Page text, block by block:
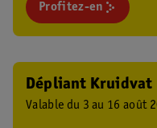
Profitez-en
Dépliant Kruidvat
Valable du 3 au 16 août